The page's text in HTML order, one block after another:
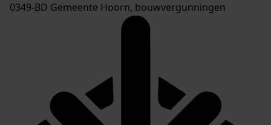
0349-BD Gemeente Hoorn, bouwvergunningen